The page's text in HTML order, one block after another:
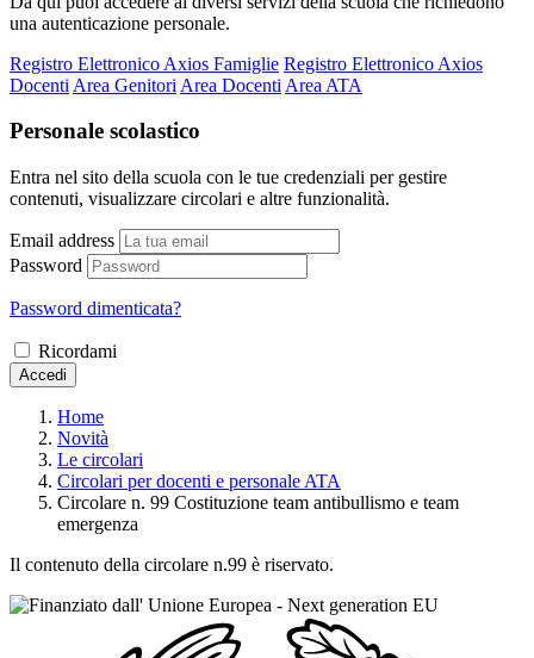
una autenticazione personale.
Registro Elettronico Axios Famiglie Registro Elettronico Axios
Docenti Area Genitori Area Docenti Area ATA
Personale scolastico
Entra nel sito della scuola con le tue credenziali per gestire
contenuti, visualizzare circolari e altre funzionalità.
Email address
Password
Password dimenticata?
Ricordami
Accedi
Home
Novità
Le circolari
Circolari per docenti e personale ATA
Circolare n. 99 Costituzione team antibullismo e team
emergenza
Il contenuto della circolare n.99 è riservato.